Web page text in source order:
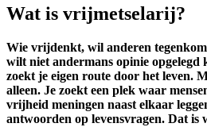
Wat is vrijmetselarij?
Wie vrijdenkt, wil anderen
wilt niet andermans opinie opgelegd
zoekt je eigen route door het leven.
alleen. Je zoekt een plek waar
vrijheid meningen naast elkaar
antwoorden op levensvragen. Dat is